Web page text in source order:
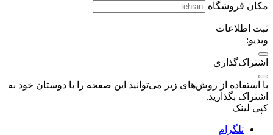
مکان فروشگاه
ثبت اطلاعات
ویدیو:
اشتراک‌گذاری
با استفاده از روش‌های زیر می‌توانید این صفحه را با دوستان خود به
اشتراک بگذارید.
کپی لینک
تلگرام